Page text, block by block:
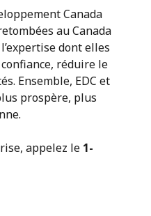
Canada
au Canada
dont elles
réduire le
Ensemble, EDC et
prospère, plus
appelez le 1-